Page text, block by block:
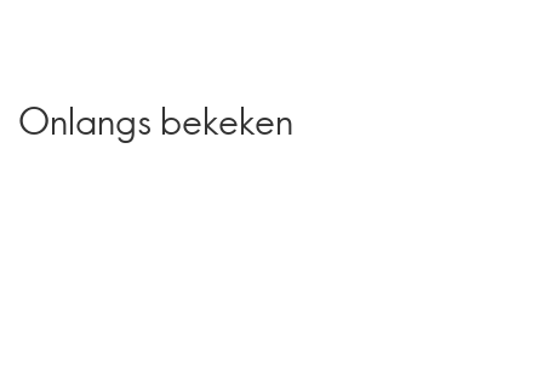
Onlangs bekeken